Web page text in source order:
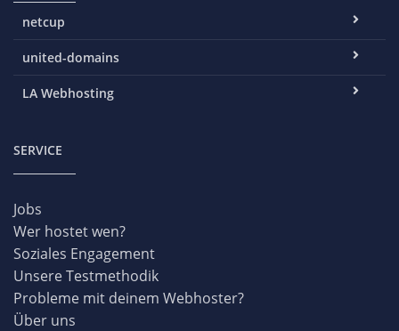
netcup
united-domains
LA Webhosting
SERVICE
Jobs
Wer hostet wen?
Soziales Engagement
Unsere Testmethodik
Probleme mit deinem Webhoster?
Über uns